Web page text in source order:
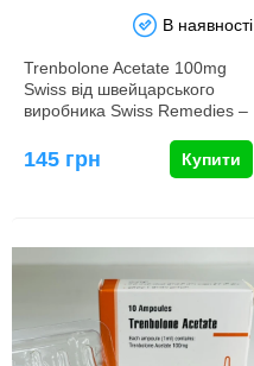
В наявності
Trenbolone Acetate 100mg
Swiss від швейцарського
виробника Swiss Remedies –
145 грн Купити